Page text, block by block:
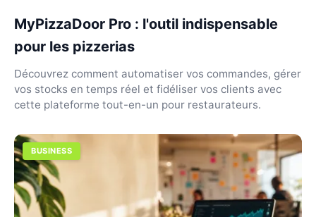
MyPizzaDoor Pro : l'outil indispensable
pour les pizzerias
Découvrez comment automatiser vos commandes, gérer
vos stocks en temps réel et fidéliser vos clients avec
cette plateforme tout-en-un pour restaurateurs.
BUSINESS